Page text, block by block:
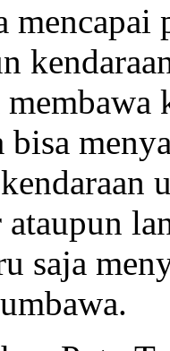
bisa
ataupun
saja